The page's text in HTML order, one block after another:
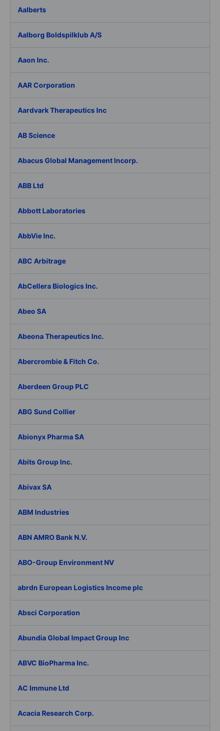
Aalberts
Aalborg Boldspilklub A/S
Aaon Inc.
AAR Corporation
Aardvark Therapeutics Inc
AB Science
Abacus Global Management Incorp.
ABB Ltd
Abbott Laboratories
AbbVie Inc.
ABC Arbitrage
AbCellera Biologics Inc.
Abeo SA
Abeona Therapeutics Inc.
Abercrombie & Fitch Co.
Aberdeen Group PLC
ABG Sund Collier
Abionyx Pharma SA
Abits Group Inc.
Abivax SA
ABM Industries
ABN AMRO Bank N.V.
ABO-Group Environment NV
abrdn European Logistics Income plc
Absci Corporation
Abundia Global Impact Group Inc
ABVC BioPharma Inc.
AC Immune Ltd
Acacia Research Corp.